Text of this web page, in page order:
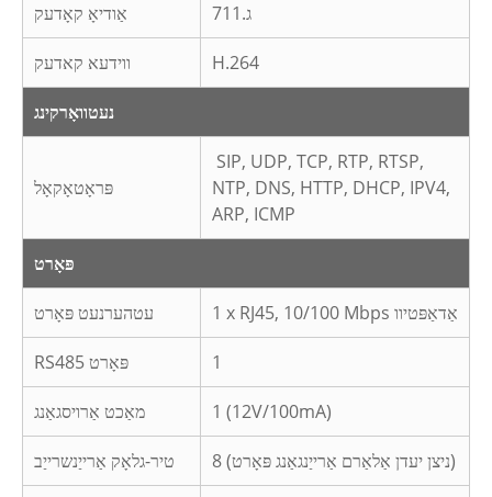
אַודיאָ קאָדעק ג.711
ווידעא קאדעק H.264
נעטוואָרקינג
פּראָטאָקאָל
SIP, UDP, TCP, RTP, RTSP,
NTP, DNS, HTTP, DHCP, IPV4,
ARP, ICMP
פּאָרט
עטהערנעט פּאָרט 1 x RJ45, 10/100 Mbps אַדאַפּטיוו
RS485 פּאָרט 1
מאַכט אַרויסגאַנג 1 (12V/100mA)
טיר-גלאָק אַרייַנשרייַב 8 (ניצן יעדן אַלאַרם אַרייַנגאַנג פּאָרט)